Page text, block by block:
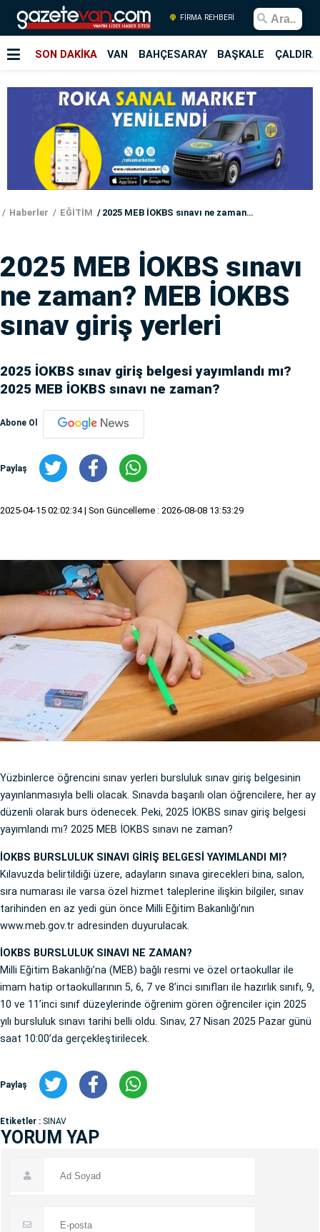
FİRMA REHBERİ
SON DAKİKA VAN BAHÇESARAY BAŞKALE
Haberler EĞİTİM 2025 MEB İOKBS sınavı ne zaman? MEB İOKBS sınav giriş yerleri
2025 MEB İOKBS sınavı
ne zaman? MEB İOKBS
sınav giriş yerleri
2025 İOKBS sınav giriş belgesi yayımlandı mı?
2025 MEB İOKBS sınavı ne zaman?
Abone Ol
Paylaş
2025-04-15 02:02:34 | Son Güncelleme : 2026-08-08 13:53:29
Yüzbinlerce öğrencini sınav yerleri bursluluk sınav giriş belgesinin
yayınlanmasıyla belli olacak. Sınavda başarılı olan öğrencilere, her ay
düzenli olarak burs ödenecek. Peki, 2025 İOKBS sınav giriş belgesi
yayımlandı mı? 2025 MEB İOKBS sınavı ne zaman?
İOKBS BURSLULUK SINAVI GİRİŞ BELGESİ YAYIMLANDI MI?
Kılavuzda belirtildiği üzere, adayların sınava girecekleri bina, salon,
sıra numarası ile varsa özel hizmet taleplerine ilişkin bilgiler, sınav
tarihinden en az yedi gün önce Milli Eğitim Bakanlığı’nın
www.meb.gov.tr adresinden duyurulacak.
İOKBS BURSLULUK SINAVI NE ZAMAN?
Milli Eğitim Bakanlığı’na (MEB) bağlı resmi ve özel ortaokullar ile
imam hatip ortaokullarının 5, 6, 7 ve 8’inci sınıfları ile hazırlık sınıfı, 9,
10 ve 11’inci sınıf düzeylerinde öğrenim gören öğrenciler için 2025
yılı bursluluk sınavı tarihi belli oldu. Sınav, 27 Nisan 2025 Pazar günü
saat 10:00’da gerçekleştirilecek.
Paylaş
Etiketler : SINAV
YORUM YAP